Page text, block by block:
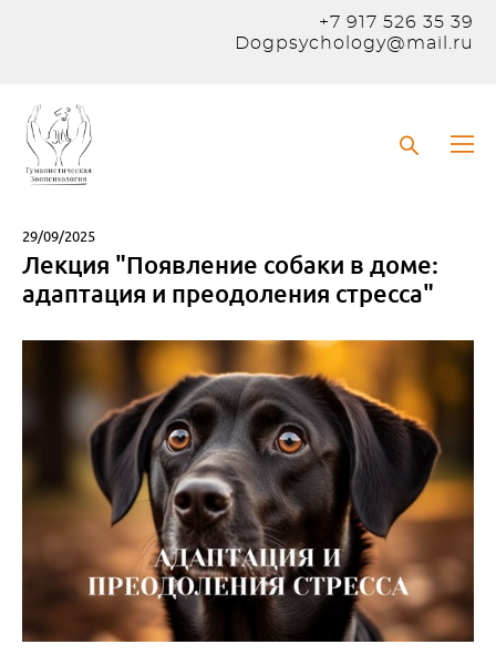
+7 917 526 35 39
Dogpsychology@mail.ru
29/09/2025
Лекция "Появление собаки в доме:
адаптация и преодоления стресса"